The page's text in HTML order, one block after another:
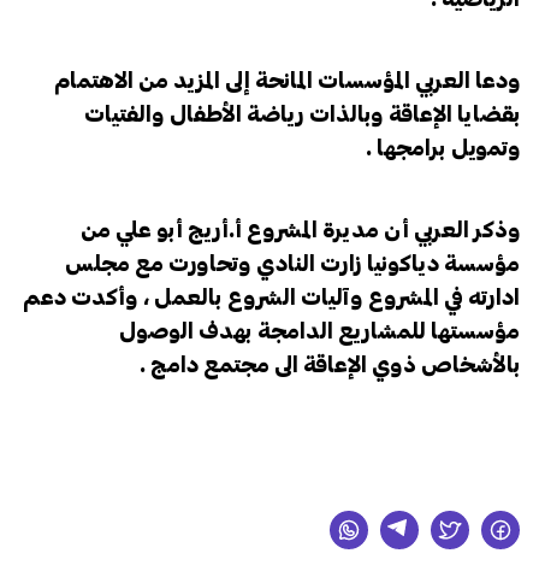
ودعا العربي المؤسسات المانحة إلى المزيد من الاهتمام
بقضايا الإعاقة وبالذات رياضة الأطفال والفتيات
وتمويل برامجها .
وذكر العربي أن مديرة المشروع أ.أريج أبو علي من
مؤسسة دياكونيا زارت النادي وتحاورت مع مجلس
ادارته في المشروع وآليات الشروع بالعمل ، وأكدت دعم
مؤسستها للمشاريع الدامجة بهدف الوصول
بالأشخاص ذوي الإعاقة الى مجتمع دامج .